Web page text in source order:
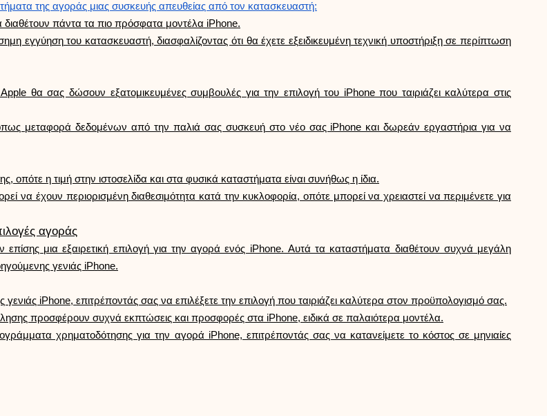
Επιλογή μάρκας
Ιστορικό γύρων
Επικοινωνήστε μαζί μας
της αγοράς μιας συσκευής απευθείας από τον κατασκευαστή:
πάντα τα πιο πρόσφατα μοντέλα iPhone.
εγγύηση του κατασκευαστή, διασφαλίζοντας ότι θα έχετε εξειδικευμένη τεχνική υποστήριξη σε περίπτωση
θα σας δώσουν εξατομικευμένες συμβουλές για την επιλογή του iPhone που ταιριάζει καλύτερα στις
μεταφορά δεδομένων από την παλιά σας συσκευή στο νέο σας iPhone και δωρεάν εργαστήρια για να
η τιμή στην ιστοσελίδα και στα φυσικά καταστήματα είναι συνήθως η ίδια.
να έχουν περιορισμένη διαθεσιμότητα κατά την κυκλοφορία, οπότε μπορεί να χρειαστεί να περιμένετε για
αγοράς
μια εξαιρετική επιλογή για την αγορά ενός iPhone. Αυτά τα καταστήματα διαθέτουν συχνά μεγάλη
γενιάς iPhone.
iPhone, επιτρέποντάς σας να επιλέξετε την επιλογή που ταιριάζει καλύτερα στον προϋπολογισμό σας.
προσφέρουν συχνά εκπτώσεις και προσφορές στα iPhone, ειδικά σε παλαιότερα μοντέλα.
χρηματοδότησης για την αγορά iPhone, επιτρέποντάς σας να κατανείμετε το κόστος σε μηνιαίες